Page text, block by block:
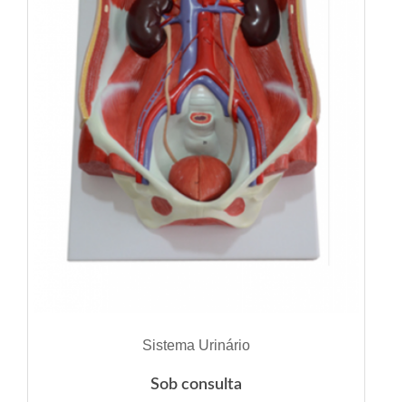
ESGOTADO
Sistema Urinário
Sob consulta